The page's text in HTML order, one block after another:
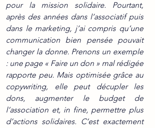
pour la mission solidaire. Pourtant,
après des années dans l’associatif puis
dans le marketing, j’ai compris qu’une
communication bien pensée pouvait
changer la donne. Prenons un exemple
: une page « Faire un don » mal rédigée
rapporte peu. Mais optimisée grâce au
copywriting, elle peut décupler les
dons, augmenter le budget de
l’association et, in fine, permettre plus
d’actions solidaires. C’est exactement